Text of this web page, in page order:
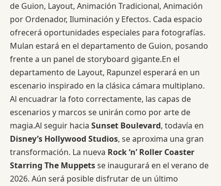
de Guion, Layout, Animación Tradicional, Animación
por Ordenador, Iluminación y Efectos. Cada espacio
ofrecerá oportunidades especiales para fotografías.
Mulan estará en el departamento de Guion, posando
frente a un panel de storyboard gigante.En el
departamento de Layout, Rapunzel esperará en un
escenario inspirado en la clásica cámara multiplano.
Al encuadrar la foto correctamente, las capas de
escenarios y marcos se unirán como por arte de
magia.Al seguir hacia Sunset Boulevard, todavía en
Disney’s Hollywood Studios, se aproxima una gran
transformación. La nueva Rock ‘n’ Roller Coaster
Starring The Muppetsse inaugurará en el verano de
2026. Aún será posible disfrutar de un último